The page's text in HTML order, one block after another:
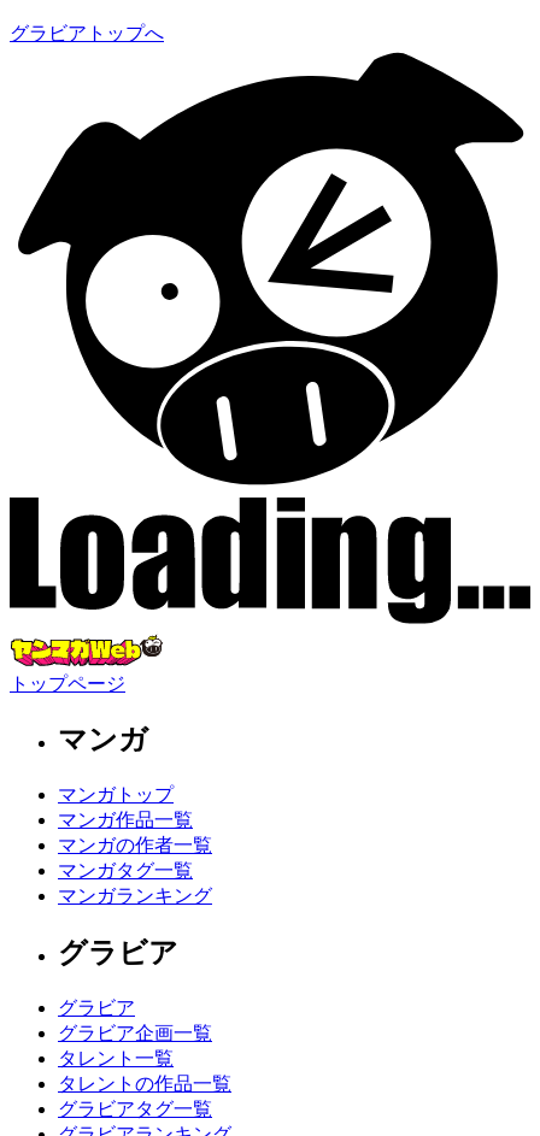
グラビアトップへ
トップページ
マンガ
マンガトップ
マンガ作品一覧
マンガの作者一覧
マンガタグ一覧
マンガランキング
グラビア
グラビア
グラビア企画一覧
タレント一覧
タレントの作品一覧
グラビアタグ一覧